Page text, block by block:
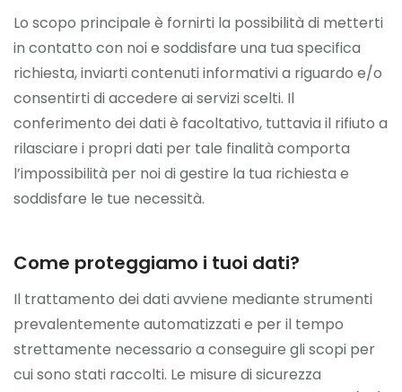
Lo scopo principale è fornirti la possibilità di metterti
in contatto con noi e soddisfare una tua specifica
richiesta, inviarti contenuti informativi a riguardo e/o
consentirti di accedere ai servizi scelti. Il
conferimento dei dati è facoltativo, tuttavia il rifiuto a
rilasciare i propri dati per tale finalità comporta
l’impossibilità per noi di gestire la tua richiesta e
soddisfare le tue necessità.
Come proteggiamo i tuoi dati?
Il trattamento dei dati avviene mediante strumenti
prevalentemente automatizzati e per il tempo
strettamente necessario a conseguire gli scopi per
cui sono stati raccolti. Le misure di sicurezza